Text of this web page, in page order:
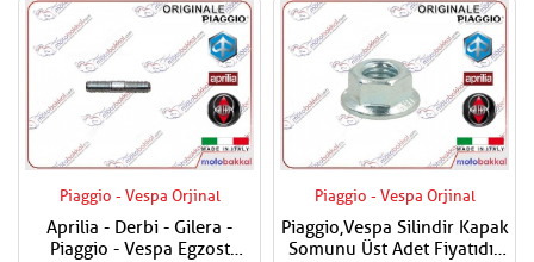
Piaggio - Vespa Orjinal
Aprilia - Derbi - Gilera -
Piaggio - Vespa Egzost
Piaggio - Vespa Orjinal
Piaggio,Vespa Silindir Kapak
Somunu Üst Adet Fiyatıdır